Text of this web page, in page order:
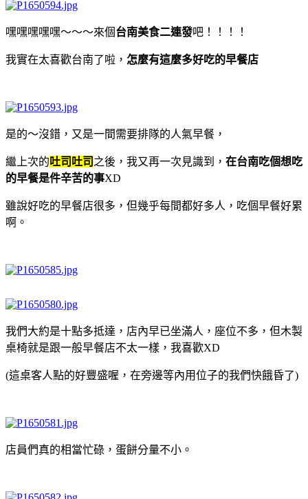
嘿嘿嘿嘿嘿～～～來個台南美食二連發吧！！！！
我實在太喜歡台南了啦， 怎麼有這麼多好吃的早餐店
是的～沒錯，又是一間需要排隊的人氣早餐，
繼上次的 吐司吐司 之後，我又再一次見識到， 在台南吃個想吃
的早餐是件辛苦的事XD
雖說好吃的早餐店很多，但幾乎每間都好多人，吃個早餐好累
啊。
我們大約是十點多抵達，店內早已坐滿人，座位不多，但木製
桌椅就是跟一般早餐店不太一樣，我喜歡XD
(這桌客人點的好豐盛喔，在旁邊等內用位子的我們快餓昏了)
店員們真的相當忙碌，蛋餅分量不小。